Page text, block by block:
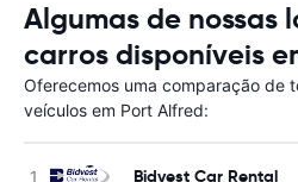
Algumas de nossas
carros disponíveis
Oferecemos uma comparação de
veículos em Port Alfred:
Bidvest Car Rental